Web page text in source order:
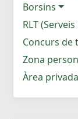
Borsins
RLT
Concurs de
Zona
Àrea privada